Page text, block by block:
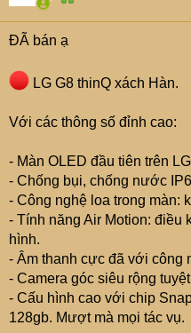
ĐÃ bán ạ
LG G8 thinQ xách Hàn.
Với các thông số đỉnh cao:
- Màn OLED đầu tiên trên
- Chống bụi, chống nước
- Công nghệ loa trong màn:
- Tính năng Air Motion: điều
hình.
- Âm thanh cực đã với công
- Camera góc siêu rộng
- Cấu hình cao với chip
128gb. Mượt mà mọi tác vụ.